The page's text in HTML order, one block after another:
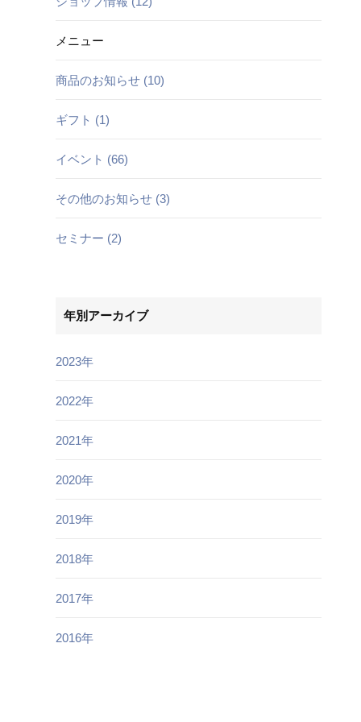
メニュー
商品のお知らせ (10)
ギフト (1)
イベント (66)
その他のお知らせ (3)
セミナー (2)
年別アーカイブ
2023年
2022年
2021年
2020年
2019年
2018年
2017年
2016年